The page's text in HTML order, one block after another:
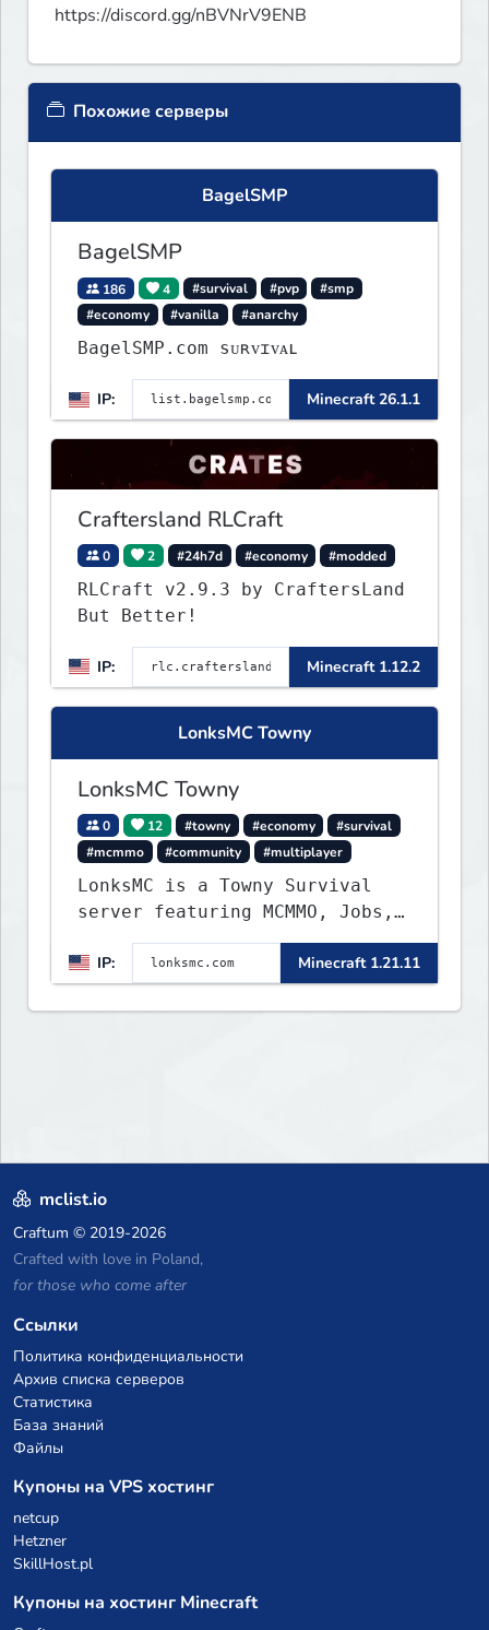
https://discord.gg/nBVNrV9ENB
Похожие серверы
BagelSMP
BagelSMP
186 4 #survival #pvp
#smp
#economy
#vanilla #anarchy
BagelSMP.com ѕᴜʀᴠɪᴠᴀʟ
IP: Minecraft 26.1.1
Craftersland RLCraft
0 2 #24h7d #economy #modded
RLCraft v2.9.3 by CraftersLand
But Better!
IP: Minecraft 1.12.2
LonksMC Towny
LonksMC Towny
0 12 #towny #economy
#survival
#mcmmo
#community #multiplayer
LonksMC is a Towny Survival
server featuring MCMMO, Jobs,
weekly events. We focus on a
friendly community, balanced
economy, and long-term
IP: Minecraft 1.21.11
mclist.io
Craftum © 2019-2026
Crafted with love in Poland,
for those who come after
Ссылки
Политика конфиденциальности
Архив списка серверов
Статистика
База знаний
Файлы
Купоны на VPS хостинг
netcup
Hetzner
SkillHost.pl
Купоны на хостинг Minecraft